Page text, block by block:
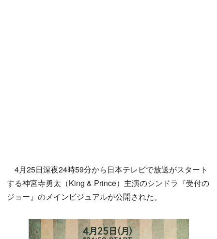
4月25日深夜24時59分から日本テレビで放送がスタート
する神宮寺勇太（King & Prince）主演のシンドラ『受付の
ジョー』のメインビジュアルが公開された。